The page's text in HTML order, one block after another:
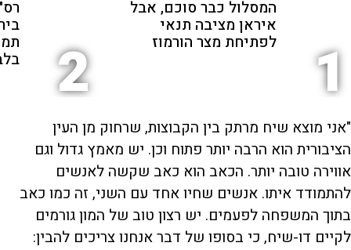
1
המסלול כבר סוכם, אבל
איראן מציבה תנאי
לפתיחת מצר הורמוז 2
"אני מוצא שיח מרתק בין הקבוצות, שרחוק מן העין
הציבורית הוא הרבה יותר פתוח וכן. יש מאמץ גדול וגם
אווירה טובה יותר. הכאב הוא כאב שקשה לאנשים
להתמודד איתו. אנשים שחיו אחד עם השני, זה כמו כאב
בתוך המשפחה לפעמים. יש רצון טוב של המון גורמים
לקיים דו-שיח, כי בסופו של דבר אנחנו צריכים להבין: